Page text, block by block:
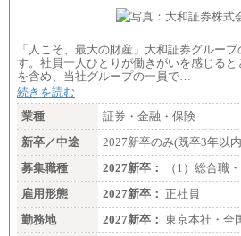
「人こそ、最大の財産」大和証券グルー
す。社員一人ひとりが働きがいを感じる
を含め、当社グループの一員で…
続きを読む
業種
証券・金融・保険
新卒／中途
2027新卒のみ(既卒3年以
募集職種
2027新卒：
（1）総合職
雇用形態
2027新卒： 正社員
勤務地
2027新卒： 東京本社・全